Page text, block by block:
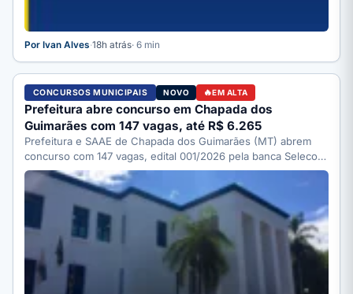
Por Ivan Alves·18h atrás· 6 min
CONCURSOS MUNICIPAIS NOVO EM ALTA
Prefeitura abre concurso em Chapada dos
Guimarães com 147 vagas, até R$ 6.265
Prefeitura e SAAE de Chapada dos Guimarães (MT) abrem
concurso com 147 vagas, edital 001/2026 pela banca Selecon.
…